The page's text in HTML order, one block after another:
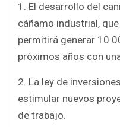
1. El desarrollo del
cáñamo industrial,
permitirá generar
próximos años con
2. La ley de
estimular nuevos
de trabajo.